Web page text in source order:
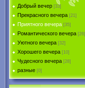
Добрый вечер [33]
Прекрасного вечера [21]
Приятного вечера [35]
Романтического вечера [26]
Уютного вечера [32]
Хорошего вечера [10]
Чудесного вечера [28]
разные [0]